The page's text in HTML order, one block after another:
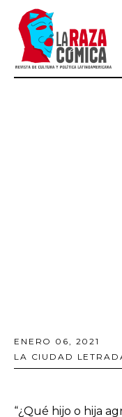
ENERO 06, 2021
LA CIUDAD
“¿Qué hijo o hija